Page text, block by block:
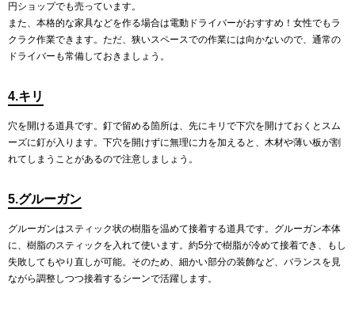
円ショップでも売っています。
また、本格的な家具などを作る場合は電動ドライバーがおすすめ！女性でもラ
クラク作業できます。ただ、狭いスペースでの作業には向かないので、通常の
ドライバーも常備しておきましょう。
4.キリ
穴を開ける道具です。釘で留める箇所は、先にキリで下穴を開けておくとスム
ーズに釘が入ります。下穴を開けずに無理に力を加えると、木材や薄い板が割
れてしまうことがあるので注意しましょう。
5.グルーガン
グルーガンはスティック状の樹脂を温めて接着する道具です。グルーガン本体
に、樹脂のスティックを入れて使います。約5分で樹脂が冷めて接着でき、もし
失敗してもやり直しが可能。そのため、細かい部分の装飾など、バランスを見
ながら調整しつつ接着するシーンで活躍します。